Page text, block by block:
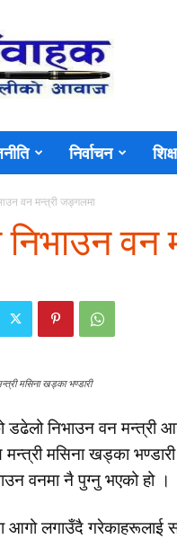
निर्वाचन
वन मन्त्री जङ्गलमा
वन
मसिना खड्का भण्डारी
डढेलो निभाउन वन मन्त्री
मसिना खड्का
वनमा नै पुग्नु भएको हो ।
आगो लगाउँदै गरेकाहरूलाई